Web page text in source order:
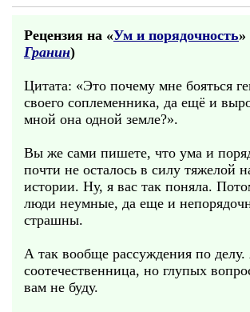
Рецензия на «Ум и порядочность»
Гранин)
Цитата: «Это почему мне бояться
своего соплеменника, да ещё и
мной она одной земле?».
Вы же сами пишете, что ума и
почти не осталось в силу тяжелой
истории. Ну, я вас так поняла.
люди неумные, да еще и
страшны.
А так вообще рассуждения по делу.
соотечественница, но глупых
вам не буду.